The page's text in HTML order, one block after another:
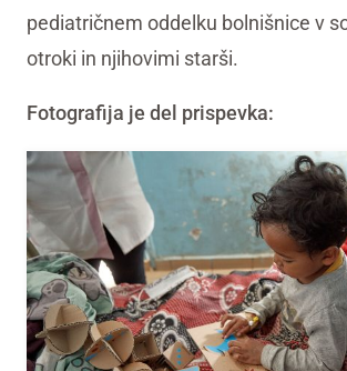
pediatričnem oddelku bolnišnice v
otroki in njihovimi starši.
Fotografija je del prispevka: